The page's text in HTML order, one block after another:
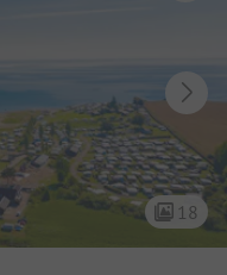
18